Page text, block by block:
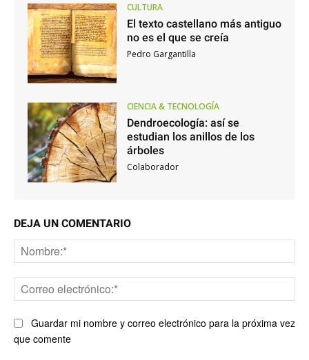
CULTURA
El texto castellano más antiguo
no es el que se creía
Pedro Gargantilla
CIENCIA & TECNOLOGÍA
Dendroecología: así se
estudian los anillos de los
árboles
Colaborador
DEJA UN COMENTARIO
Guardar mi nombre y correo electrónico para la próxima vez
que comente